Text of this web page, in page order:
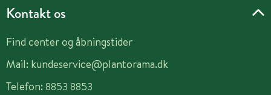
Kontakt os
Find center og åbningstider
Mail: kundeservice@plantorama.dk
Telefon: 8853 8853